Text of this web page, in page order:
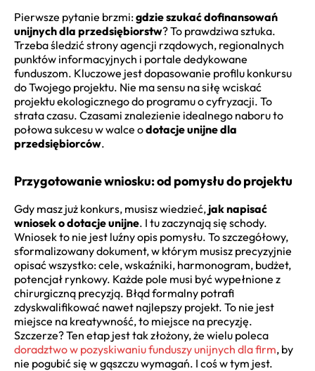
Pierwsze pytanie brzmi:gdzie szukać dofinansowań
unijnych dla przedsiębiorstw? To prawdziwa sztuka.
Trzeba śledzić strony agencji rządowych, regionalnych
punktów informacyjnych i portale dedykowane
funduszom. Kluczowe jest dopasowanie profilu konkursu
do Twojego projektu. Nie ma sensu na siłę wciskać
projektu ekologicznego do programu o cyfryzacji. To
strata czasu. Czasami znalezienie idealnego naboru to
połowa sukcesu w walce odotacje unijne dla
przedsiębiorców.
Przygotowanie wniosku: od pomysłu do projektu
Gdy masz już konkurs, musisz wiedzieć, jak napisać
wniosek o dotacje unijne. I tu zaczynają się schody.
Wniosek to nie jest luźny opis pomysłu. To szczegółowy,
sformalizowany dokument, w którym musisz precyzyjnie
opisać wszystko: cele, wskaźniki, harmonogram, budżet,
potencjał rynkowy. Każde pole musi być wypełnione z
chirurgiczną precyzją. Błąd formalny potrafi
zdyskwalifikować nawet najlepszy projekt. To nie jest
miejsce na kreatywność, to miejsce na precyzję.
Szczerze? Ten etap jest tak złożony, że wielu poleca
doradztwo w pozyskiwaniu funduszy unijnych dla firm, by
nie pogubić się w gąszczu wymagań. I coś w tym jest.